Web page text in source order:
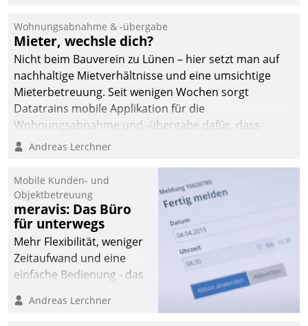
und Beschwerde-Management einen eigenen Kanal
ein.
Wohnungsabnahme & -übergabe
Mieter, wechsle dich?
Nicht beim Bauverein zu Lünen – hier setzt man auf
nachhaltige Mietverhältnisse und eine umsichtige
Mieterbetreuung. Seit wenigen Wochen sorgt
Datatrains mobile Applikation für die
Wohnungsabnahme und -übergabe dafür, dass
Mieter wohlgeordnet kommen und, so es sein muss,
Andreas Lerchner
Mobile Kunden- und
Objektbetreuung
meravis: Das Büro
für unterwegs
Mehr Flexibilität, weniger
Zeitaufwand und eine
einfache Bedienung - das
Cockpit für mobile
Andreas Lerchner